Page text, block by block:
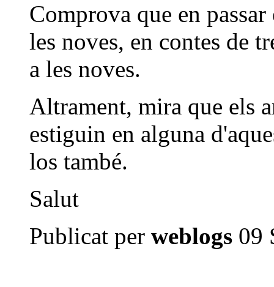
Comprova que en
les noves, en contes de
a les noves.
Altrament, mira que els
estiguin en alguna
los també.
Salut
Publicat per weblogs 09